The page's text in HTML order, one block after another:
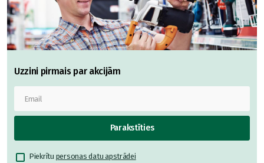
Uzzini pirmais par akcijām
Parakstīties
Piekrītu personas datu apstrādei